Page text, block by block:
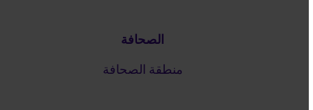
الصحافة
منطقة الصحافة